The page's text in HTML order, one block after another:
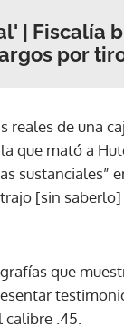
| Fiscalía
por
reales de una
que mató a
sustanciales”
[sin
que
.45.